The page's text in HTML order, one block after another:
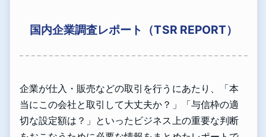
国内企業調査レポート（TSR REPORT）
企業が仕入・販売などの取引を行うにあたり、「本
当にこの会社と取引して大丈夫か？」「与信枠の適
切な設定額は？」といったビジネス上の重要な判断